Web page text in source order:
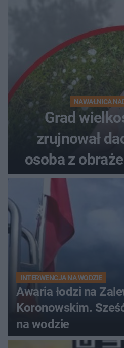
NAWAŁNICA
Grad
zrujnował
osoba z
do
INTERWENCJA NA WODZIE
Awaria łodzi na
Koronowskim.
na wodzie